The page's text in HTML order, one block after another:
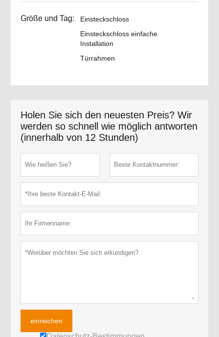
Größe und Tag:
Einsteckschloss
Einsteckschloss einfache
Installation
Türrahmen
Holen Sie sich den neuesten Preis? Wir
werden so schnell wie möglich antworten
(innerhalb von 12 Stunden)
einreichen